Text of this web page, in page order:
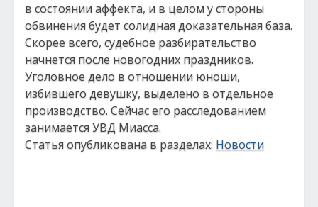
в состоянии аффекта, и в целом у стороны
обвинения будет солидная доказательная база.
Скорее всего, судебное разбирательство
начнется после новогодних праздников.
Уголовное дело в отношении юноши,
избившего девушку, выделено в отдельное
производство. Сейчас его расследованием
занимается УВД Миасса.
Статья опубликована в разделах: Новости